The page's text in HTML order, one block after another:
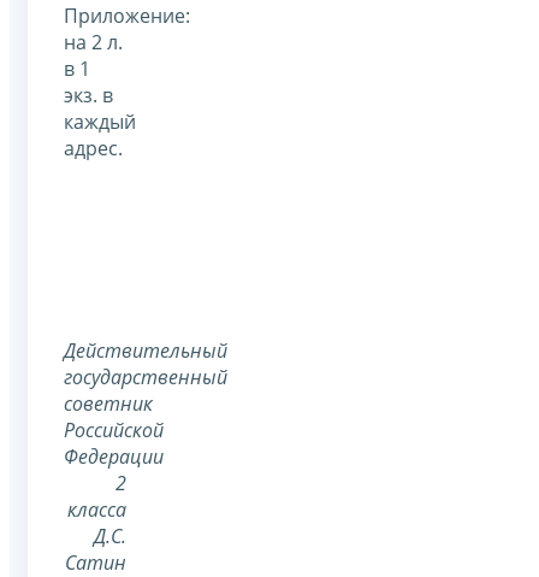
Приложение:
на 2 л.
в 1
экз. в
каждый
адрес.
Действительный
государственный
советник
Российской
Федерации
2
класса
Д.С.
Сатин